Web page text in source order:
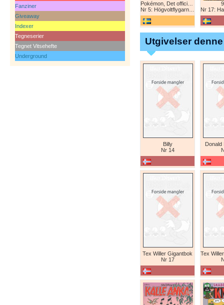
Fanziner
Giveaway
Indexer
Tegneserier
Tegnet Vitsehefte
Underground
Nr 5: Högvoltflygarna mot Svart Rayquaza!
Nr 17: Harald
Utgivelser
Billy
Nr 14
Donald
Tex Willer Gigantbok
Nr 17